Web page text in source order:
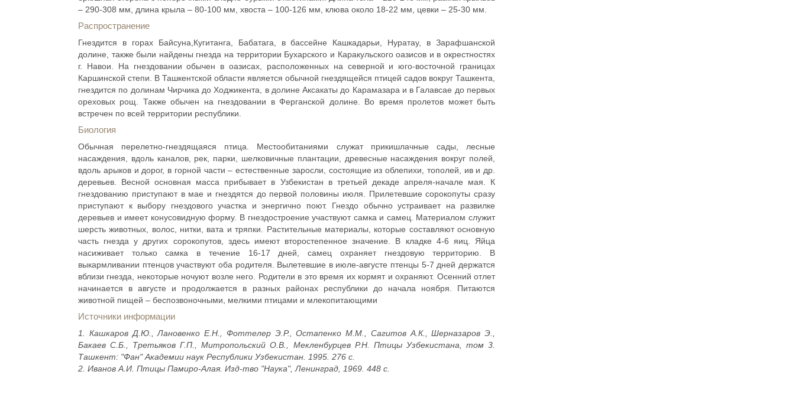
– 290-308 мм, длина крыла – 80-100 мм, хвоста – 100-126 мм, клюва около 18-22 мм, цевки – 25-30 мм.
Распространение
Гнездится в горах Байсуна,Кугитанга, Бабатага, в бассейне Кашкадарьи, Нуратау, в Зарафшанской
долине, также были найдены гнезда на территории Бухарского и Каракульского оазисов и в окрестностях
г. Навои. На гнездовании обычен в оазисах, расположенных на северной и юго-восточной границах
Каршинской степи. В Ташкентской области является обычной гнездящейся птицей садов вокруг Ташкента,
гнездится по долинам Чирчика до Ходжикента, в долине Аксакаты до Карамазара и в Галавсае до первых
ореховых рощ. Также обычен на гнездовании в Ферганской долине. Во время пролетов может быть
встречен по всей территории республики.
Биология
Обычная перелетно-гнездящаяся птица. Местообитаниями служат прикишлачные сады, лесные
насаждения, вдоль каналов, рек, парки, шелковичные плантации, древесные насаждения вокруг полей,
вдоль арыков и дорог, в горной части – естественные заросли, состоящие из облепихи, тополей, ив и др.
деревьев. Весной основная масса прибывает в Узбекистан в третьей декаде апреля-начале мая. К
гнездованию приступают в мае и гнездятся до первой половины июля. Прилетевшие сорокопуты сразу
приступают к выбору гнездового участка и энергично поют. Гнездо обычно устраивает на развилке
деревьев и имеет конусовидную форму. В гнездостроение участвуют самка и самец. Материалом служит
шерсть животных, волос, нитки, вата и тряпки. Растительные материалы, которые составляют основную
часть гнезда у других сорокопутов, здесь имеют второстепенное значение. В кладке 4-6 яиц. Яйца
насиживает только самка в течение 16-17 дней, самец охраняет гнездовую территорию. В
выкармливании птенцов участвуют оба родителя. Вылетевшие в июле-августе птенцы 5-7 дней держатся
вблизи гнезда, некоторые ночуют возле него. Родители в это время их кормят и охраняют. Осенний отлет
начинается в августе и продолжается в разных районах республики до начала ноября. Питаются
животной пищей – беспозвоночными, мелкими птицами и млекопитающими
Источники информации
1. Кашкаров Д.Ю., Лановенко Е.Н., Фоттелер Э.Р., Остапенко М.М., Сагитов А.К., Шерназаров Э.,
Бакаев С.Б., Третьяков Г.П., Митропольский О.В., Мекленбурцев Р.Н. Птицы Узбекистана, том 3.
Ташкент: "Фан" Академии наук Республики Узбекистан. 1995. 276 с.
2. Иванов А.И. Птицы Памиро-Алая. Изд-тво "Наука", Ленинград, 1969. 448 с.